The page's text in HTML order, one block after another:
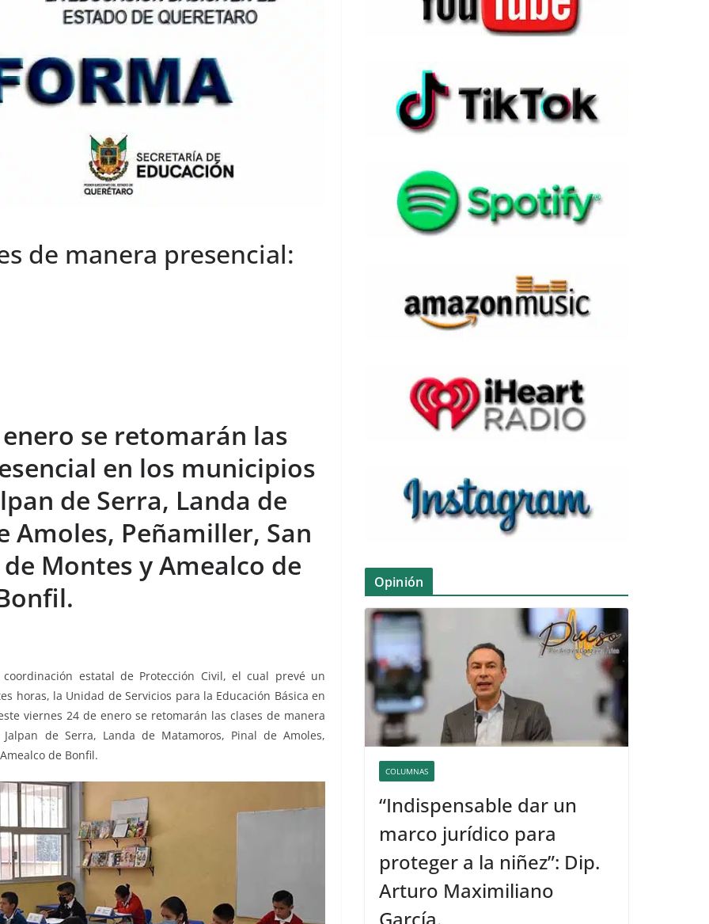
de manera presencial:
se retomarán las
en los municipios
de Serra, Landa de
Amoles, Peñamiller, San
Montes y Amealco de
estatal de Protección Civil, el cual prevé un
horas, la Unidad de Servicios para la Educación Básica en
viernes 24 de enero se retomarán las clases de manera
de Serra, Landa de Matamoros, Pinal de Amoles,
de Bonfil.
Opinión
COLUMNAS
“Indispensable dar un
marco jurídico para
proteger a la niñez”: Dip.
Arturo Maximiliano
García.